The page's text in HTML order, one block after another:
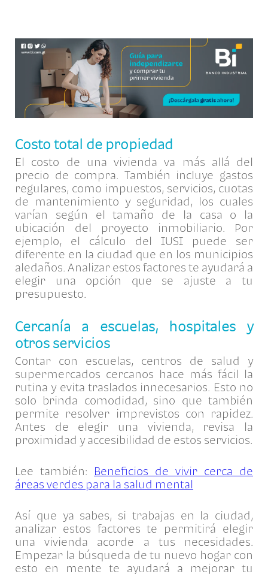
Costo total de propiedad
El costo de una vivienda va más allá del
precio de compra. También incluye gastos
regulares, como impuestos, servicios, cuotas
de mantenimiento y seguridad, los cuales
varían según el tamaño de la casa o la
ubicación del proyecto inmobiliario. Por
ejemplo, el cálculo del IUSI puede ser
diferente en la ciudad que en los municipios
aledaños. Analizar estos factores te ayudará a
elegir una opción que se ajuste a tu
presupuesto.
Cercanía a escuelas, hospitales y
otros servicios
Contar con escuelas, centros de salud y
supermercados cercanos hace más fácil la
rutina y evita traslados innecesarios. Esto no
solo brinda comodidad, sino que también
permite resolver imprevistos con rapidez.
Antes de elegir una vivienda, revisa la
proximidad y accesibilidad de estos servicios.
Lee también: Beneficios de vivir cerca de
áreas verdes para la salud mental
Así que ya sabes, si trabajas en la ciudad,
analizar estos factores te permitirá elegir
una vivienda acorde a tus necesidades.
Empezar la búsqueda de tu nuevo hogar con
esto en mente te ayudará a mejorar tu